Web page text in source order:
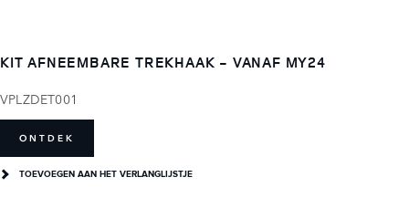
KIT AFNEEMBARE TREKHAAK - VANAF MY24
VPLZDET001
ONTDEK
TOEVOEGEN AAN HET VERLANGLIJSTJE